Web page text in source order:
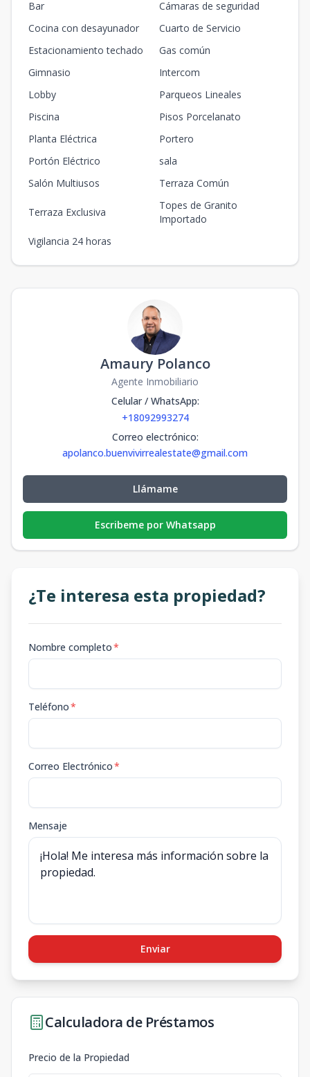
Bar
Cámaras de seguridad
Cocina con desayunador
Cuarto de Servicio
Estacionamiento techado
Gas común
Gimnasio
Intercom
Lobby
Parqueos Lineales
Piscina
Pisos Porcelanato
Planta Eléctrica
Portero
Portón Eléctrico
sala
Salón Multiusos
Terraza Común
Terraza Exclusiva
Topes de Granito
Importado
Vigilancia 24 horas
Amaury Polanco
Agente Inmobiliario
Celular / WhatsApp:
+18092993274
Correo electrónico:
apolanco.buenvivirrealestate@gmail.com
Llámame
Escribeme por Whatsapp
¿Te interesa esta propiedad?
Nombre completo*
Teléfono*
Correo Electrónico*
Mensaje
Enviar
Calculadora de Préstamos
Precio de la Propiedad